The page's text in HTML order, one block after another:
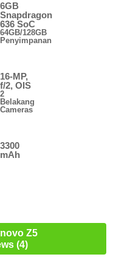
6GB
Snapdragon
636 SoC
64GB/128GB
Penyimpanan
16-MP,
f/2, OIS
2
Belakang
Cameras
3300
mAh
Z5
(4)